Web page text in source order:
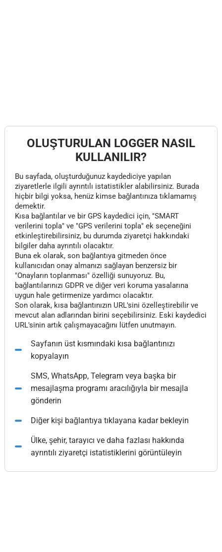
OLUŞTURULAN LOGGER NASIL
KULLANILIR?
Bu sayfada, oluşturduğunuz kaydediciye yapılan
ziyaretlerle ilgili ayrıntılı istatistikler alabilirsiniz. Burada
hiçbir bilgi yoksa, henüz kimse bağlantınıza tıklamamış
demektir.
Kısa bağlantılar ve bir GPS kaydedici için, "SMART
verilerini topla" ve "GPS verilerini topla" ek seçeneğini
etkinleştirebilirsiniz, bu durumda ziyaretçi hakkındaki
bilgiler daha ayrıntılı olacaktır.
Buna ek olarak, son bağlantıya gitmeden önce
kullanıcıdan onay almanızı sağlayan benzersiz bir
"Onayların toplanması" özelliği sunuyoruz. Bu,
bağlantılarınızı GDPR ve diğer veri koruma yasalarına
uygun hale getirmenize yardımcı olacaktır.
Son olarak, kısa bağlantınızın URL'sini özelleştirebilir ve
mevcut alan adlarından birini seçebilirsiniz. Eski kaydedici
URL'sinin artık çalışmayacağını lütfen unutmayın.
Sayfanın üst kısmındaki kısa bağlantınızı
kopyalayın
SMS, WhatsApp, Telegram veya başka bir
mesajlaşma programı aracılığıyla bir mesajla
gönderin
Diğer kişi bağlantıya tıklayana kadar bekleyin
Ülke, şehir, tarayıcı ve daha fazlası hakkında
ayrıntılı ziyaretçi istatistiklerini görüntüleyin